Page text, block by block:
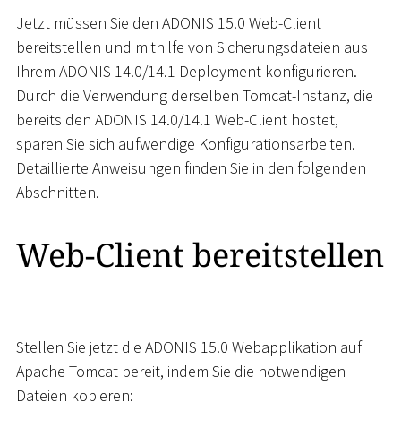
Jetzt müssen Sie den ADONIS 15.0 Web-Client
bereitstellen und mithilfe von Sicherungsdateien aus
Ihrem ADONIS 14.0/14.1 Deployment konfigurieren.
Durch die Verwendung derselben Tomcat-Instanz, die
bereits den ADONIS 14.0/14.1 Web-Client hostet,
sparen Sie sich aufwendige Konfigurationsarbeiten.
Detaillierte Anweisungen finden Sie in den folgenden
Abschnitten.
Web-Client bereitstellen
Stellen Sie jetzt die ADONIS 15.0 Webapplikation auf
Apache Tomcat bereit, indem Sie die notwendigen
Dateien kopieren: